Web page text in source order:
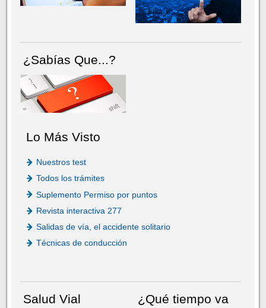
¿Sabías Que...?
Lo Más Visto
Nuestros test
Todos los trámites
Suplemento Permiso por puntos
Revista interactiva 277
Salidas de vía, el accidente solitario
Técnicas de conducción
Salud Vial
¿Qué tiempo va